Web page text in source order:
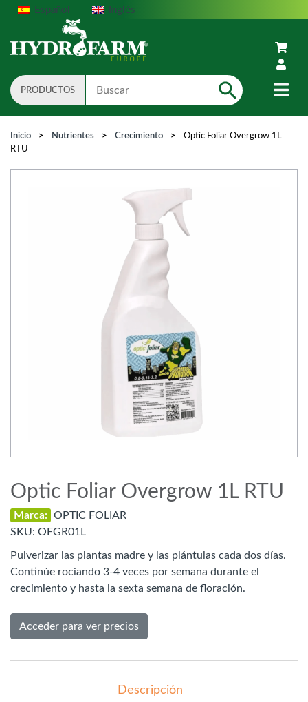
Español Inglés
Search
PRODUCTOS
Inicio > Nutrientes > Crecimiento >
Optic Foliar Overgrow 1L
RTU
Optic Foliar Overgrow 1L RTU
Marca:
OPTIC FOLIAR
SKU: OFGR01L
Pulverizar las plantas madre y las plántulas cada dos días.
Continúe rociando 3-4 veces por semana durante el
crecimiento y hasta la sexta semana de floración.
Acceder para ver precios
Descripción